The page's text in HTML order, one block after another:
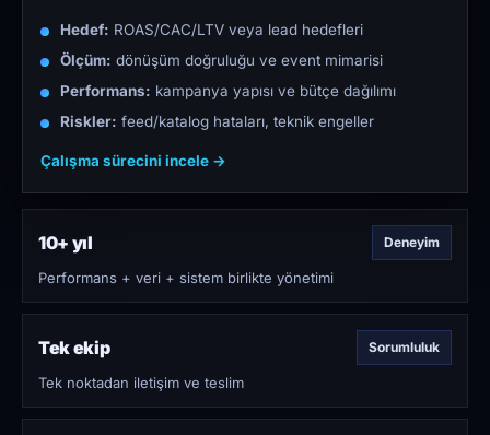
Hedef: ROAS/CAC/LTV veya lead hedefleri
Ölçüm: dönüşüm doğruluğu ve event mimarisi
Performans: kampanya yapısı ve bütçe dağılımı
Riskler: feed/katalog hataları, teknik engeller
Çalışma sürecini incele →
10+ yıl Deneyim
Performans + veri + sistem birlikte yönetimi
Tek ekip Sorumluluk
Tek noktadan iletişim ve teslim